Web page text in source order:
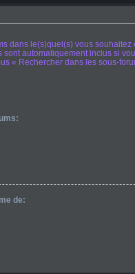
dans le(s)quel(s) vous souhaitez
sont automatiquement inclus si
« Rechercher dans les sous-
de: